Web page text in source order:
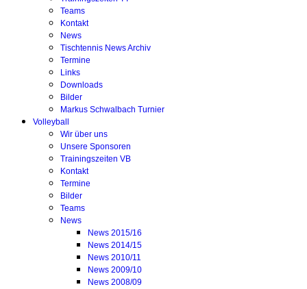
Teams
Kontakt
News
Tischtennis News Archiv
Termine
Links
Downloads
Bilder
Markus Schwalbach Turnier
Volleyball
Wir über uns
Unsere Sponsoren
Trainingszeiten VB
Kontakt
Termine
Bilder
Teams
News
News 2015/16
News 2014/15
News 2010/11
News 2009/10
News 2008/09